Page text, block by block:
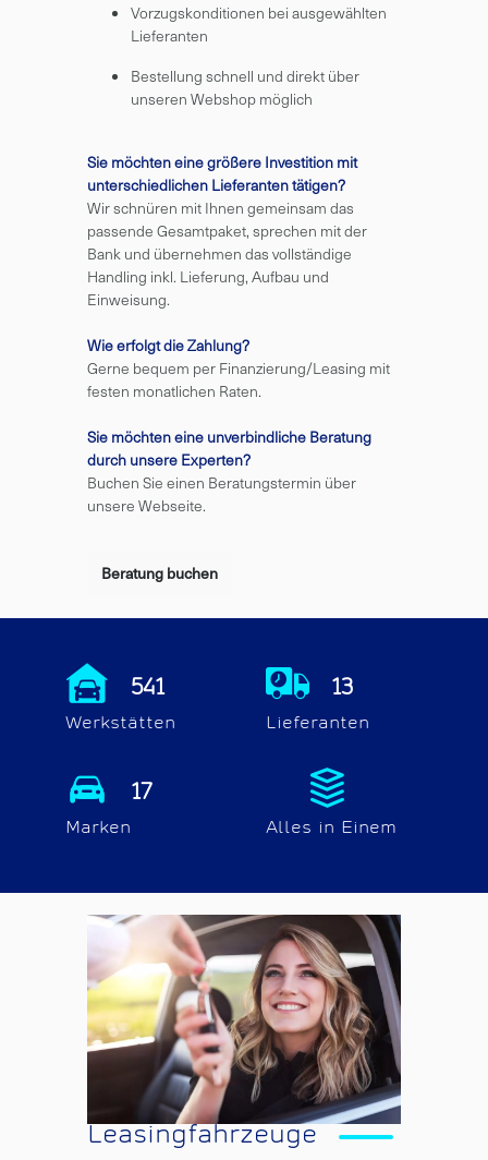
Vorzugskonditionen bei ausgewählten
Lieferanten
Bestellung schnell und direkt über
unseren Webshop möglich
Sie möchten eine größere Investition mit
unterschiedlichen Lieferanten tätigen?
Wir schnüren mit Ihnen gemeinsam das
passende Gesamtpaket, sprechen mit der
Bank und übernehmen das vollständige
Handling inkl. Lieferung, Aufbau und
Einweisung.
Wie erfolgt die Zahlung?
Gerne bequem per Finanzierung/Leasing mit
festen monatlichen Raten.
Sie möchten eine unverbindliche Beratung
durch unsere Experten?
Buchen Sie einen Beratungstermin über
unsere Webseite.
Beratung buchen
761
Werkstätten
19
Lieferanten
24
Marken Alles in Einem
Leasingfahrzeuge